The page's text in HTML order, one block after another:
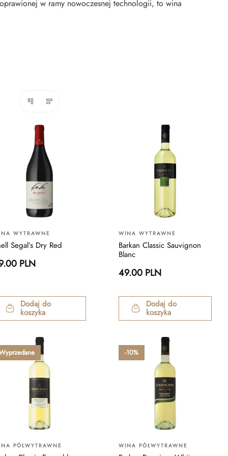
w ramy nowoczesnej technologii, to wina
WYTRAWNE
Segal’s Dry Red
PLN
Dodaj do
koszyka
WINA WYTRAWNE
Barkan Classic Sauvignon
Blanc
49.00 PLN
Dodaj do
koszyka
PÓŁWYTRAWNE
-10%
WINA PÓŁWYTRAWNE